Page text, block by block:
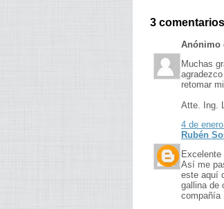
3
Anónimo
Muchas
retomar
Atte. Ing.
4 de
Rubén
Así me
este aquí
gallina de
compañía